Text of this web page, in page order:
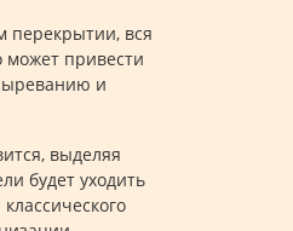
перекрытии, вся
может привести
и
выделяя
будет уходить